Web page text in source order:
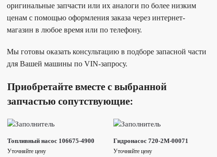
оригинальные запчасти или их аналоги по более низким
ценам с помощью оформления заказа через интернет-
магазин в любое время или по телефону.
Мы готовы оказать консультацию в подборе запасной части
для Вашей машины по VIN-запросу.
Приобретайте вместе с выбранной
запчастью сопутствующие:
Топливный насос 106675-4900
Уточняйте цену
Гидронасос 720-2M-00071
Уточняйте цену